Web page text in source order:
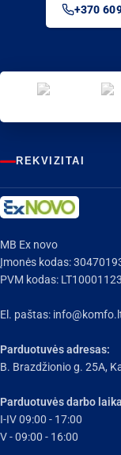
+370
REKVIZITAI
MB Ex novo
Įmonės kodas:
PVM kodas:
El. paštas:
Parduotuvės adresas:
B. Brazdžionio g. 25A,
Parduotuvės darbo
I-IV 09:00 - 17:00
V - 09:00 - 16:00